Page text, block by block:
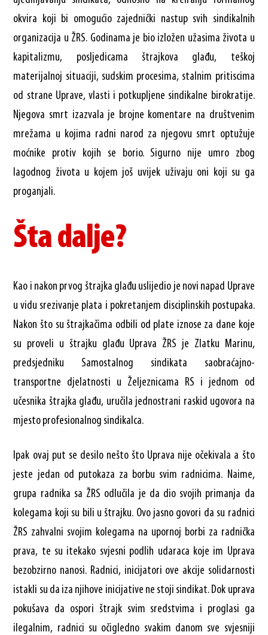
okvira koji bi omogućio zajednički nastup svih sindikalnih
organizacija u ŽRS. Godinama je bio izložen užasima života u
kapitalizmu, posljedicama štrajkova glađu, teškoj
materijalnoj situaciji, sudskim procesima, stalnim pritiscima
od strane Uprave, vlasti i potkupljene sindikalne birokratije.
Njegova smrt izazvala je brojne komentare na društvenim
mrežama u kojima radni narod za njegovu smrt optužuje
moćnike protiv kojih se borio. Sigurno nije umro zbog
lagodnog života u kojem još uvijek uživaju oni koji su ga
proganjali.
Šta dalje?
Kao i nakon prvog štrajka glađu uslijedio je novi napad Uprave
u vidu srezivanje plata i pokretanjem disciplinskih postupaka.
Nakon što su štrajkačima odbili od plate iznose za dane koje
su proveli u štrajku glađu Uprava ŽRS je Zlatku Marinu,
predsjedniku Samostalnog sindikata saobraćajno-
transportne djelatnosti u Željeznicama RS i jednom od
učesnika štrajka glađu, uručila jednostrani raskid ugovora na
mjesto profesionalnog sindikalca.
Ipak ovaj put se desilo nešto što Uprava nije očekivala a što
jeste jedan od putokaza za borbu svim radnicima. Naime,
grupa radnika sa ŽRS odlučila je da dio svojih primanja da
kolegama koji su bili u štrajku. Ovo jasno govori da su radnici
ŽRS zahvalni svojim kolegama na upornoj borbi za radnička
prava, te su itekako svjesni podlih udaraca koje im Uprava
bezobzirno nanosi. Radnici, inicijatori ove akcije solidarnosti
istakli su da iza njihove inicijative ne stoji sindikat. Dok uprava
pokušava da ospori štrajk svim sredstvima i proglasi ga
ilegalnim, radnici su očigledno svakim danom sve svjesniji